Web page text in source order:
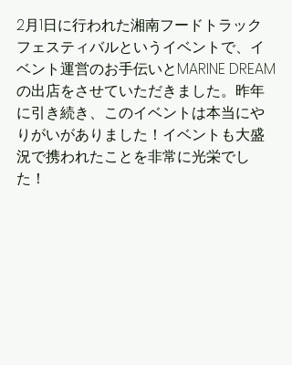
2月1日に行われた湘南フードトラック
フェスティバルというイベントで、イ
ベント運営のお手伝いとMARINE DREAM
の出店をさせていただきました。昨年
に引き続き、このイベントは本当にや
りがいがありました！イベントも大盛
況で携われたことを非常に光栄でし
た！